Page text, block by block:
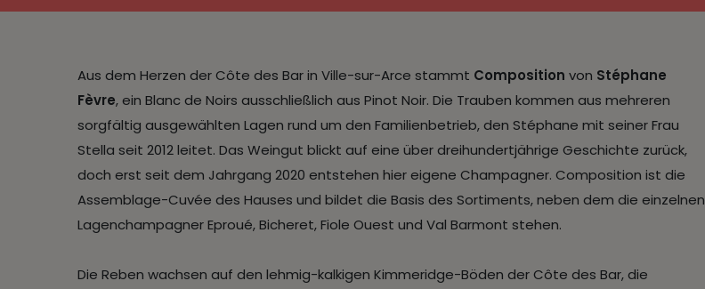
Aus dem Herzen der Côte des Bar in Ville-sur-Arce stammt Composition von Stéphane
Fèvre, ein Blanc de Noirs ausschließlich aus Pinot Noir. Die Trauben kommen aus mehreren
sorgfältig ausgewählten Lagen rund um den Familienbetrieb, den Stéphane mit seiner Frau
Stella seit 2012 leitet. Das Weingut blickt auf eine über dreihundertjährige Geschichte zurück,
doch erst seit dem Jahrgang 2020 entstehen hier eigene Champagner. Composition ist die
Assemblage-Cuvée des Hauses und bildet die Basis des Sortiments, neben dem die einzelnen
Lagenchampagner Eproué, Bicheret, Fiole Ouest und Val Barmont stehen.
Die Reben wachsen auf den lehmig-kalkigen Kimmeridge-Böden der Côte des Bar, die